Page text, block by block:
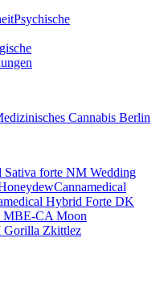
Psychische
Cannabis Berlin
Sativa forte NM Wedding
Cannamedical
Hybrid Forte DK
MBE-CA Moon
Gorilla Zkittlez